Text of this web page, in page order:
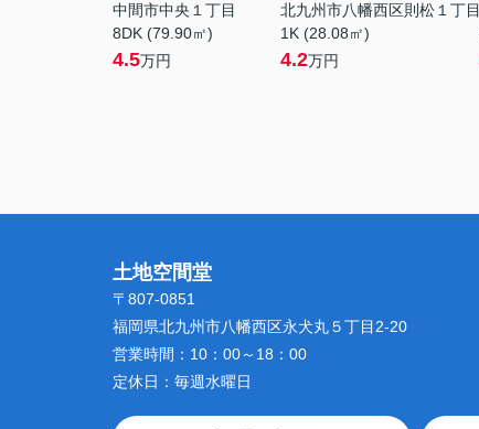
中間市中央１丁目
8DK (79.90㎡)
4.5万円
北九州市八幡西区則松１丁目
1K (28.08㎡)
4.2万円
土地空間堂
〒807-0851
福岡県北九州市八幡西区永犬丸５丁目2-20
営業時間： 10：00～18：00
定休日： 毎週水曜日